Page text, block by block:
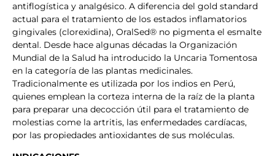
antiflogística y analgésico. A diferencia del gold standard
actual para el tratamiento de los estados inflamatorios
gingivales (clorexidina), OralSed® no pigmenta el esmalte
dental. Desde hace algunas décadas la Organización
Mundial de la Salud ha introducido la Uncaria Tomentosa
en la categoría de las plantas medicinales.
Tradicionalmente es utilizada por los indios en Perú,
quienes emplean la corteza interna de la raíz de la planta
para preparar una decocción útil para el tratamiento de
molestias come la artritis, las enfermedades cardíacas,
por las propiedades antioxidantes de sus moléculas.